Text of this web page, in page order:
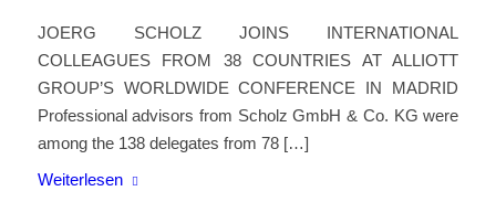
JOERG SCHOLZ JOINS INTERNATIONAL
COLLEAGUES FROM 38 COUNTRIES AT ALLIOTT
GROUP’S WORLDWIDE CONFERENCE IN MADRID
Professional advisors from Scholz GmbH & Co. KG were
among the 138 delegates from 78 […]
Weiterlesen